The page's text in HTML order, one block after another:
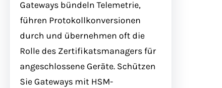
Gateways bündeln Telemetrie,
führen Protokollkonver­sionen
durch und übernehmen oft die
Rolle des Zertifikatsmanagers für
angeschlossene Geräte. Schützen
Sie Gateways mit HSM-